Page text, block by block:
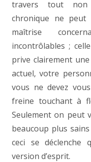
travers tout non
chronique ne
maîtrise
incontrôlables ;
prive clairement
actuel, votre
vous ne devez
freine touchant à
Seulement on peut
beaucoup plus
ceci se déclenche
version d’esprit.